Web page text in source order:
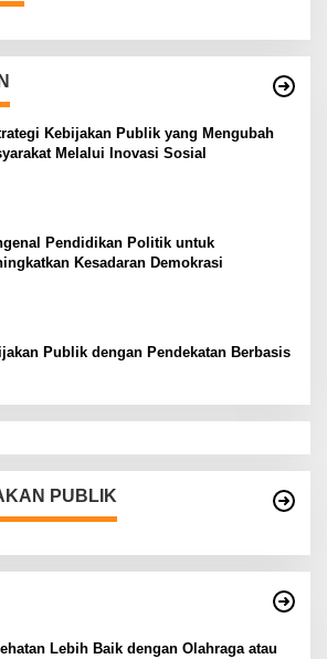
Kebijakan Publik yang Mengubah
Melalui Inovasi Sosial
Pendidikan Politik untuk
Kesadaran Demokrasi
Publik dengan Pendekatan Berbasis
PUBLIK
Lebih Baik dengan Olahraga atau